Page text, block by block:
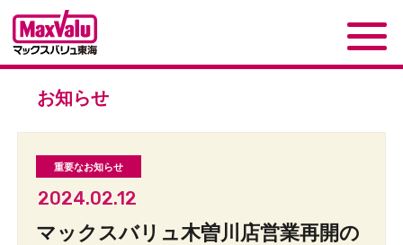
お知らせ
2024.02.12
マックスバリュ木曽川店営業再開の